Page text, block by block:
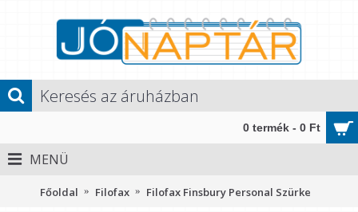
0 termék - 0 Ft
MENÜ
Főoldal Filofax Filofax Finsbury Personal Szürke